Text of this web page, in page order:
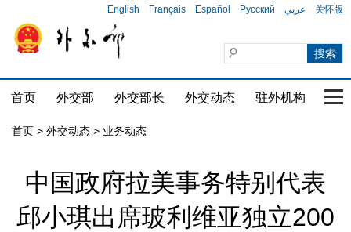
English Français Español Русский عربي 关怀版
首页 外交部 外交部长 外交动态 驻外机构 国
首页 > 外交动态 > 业务动态
中国政府拉美事务特别代表
邱小琪出席玻利维亚独立200